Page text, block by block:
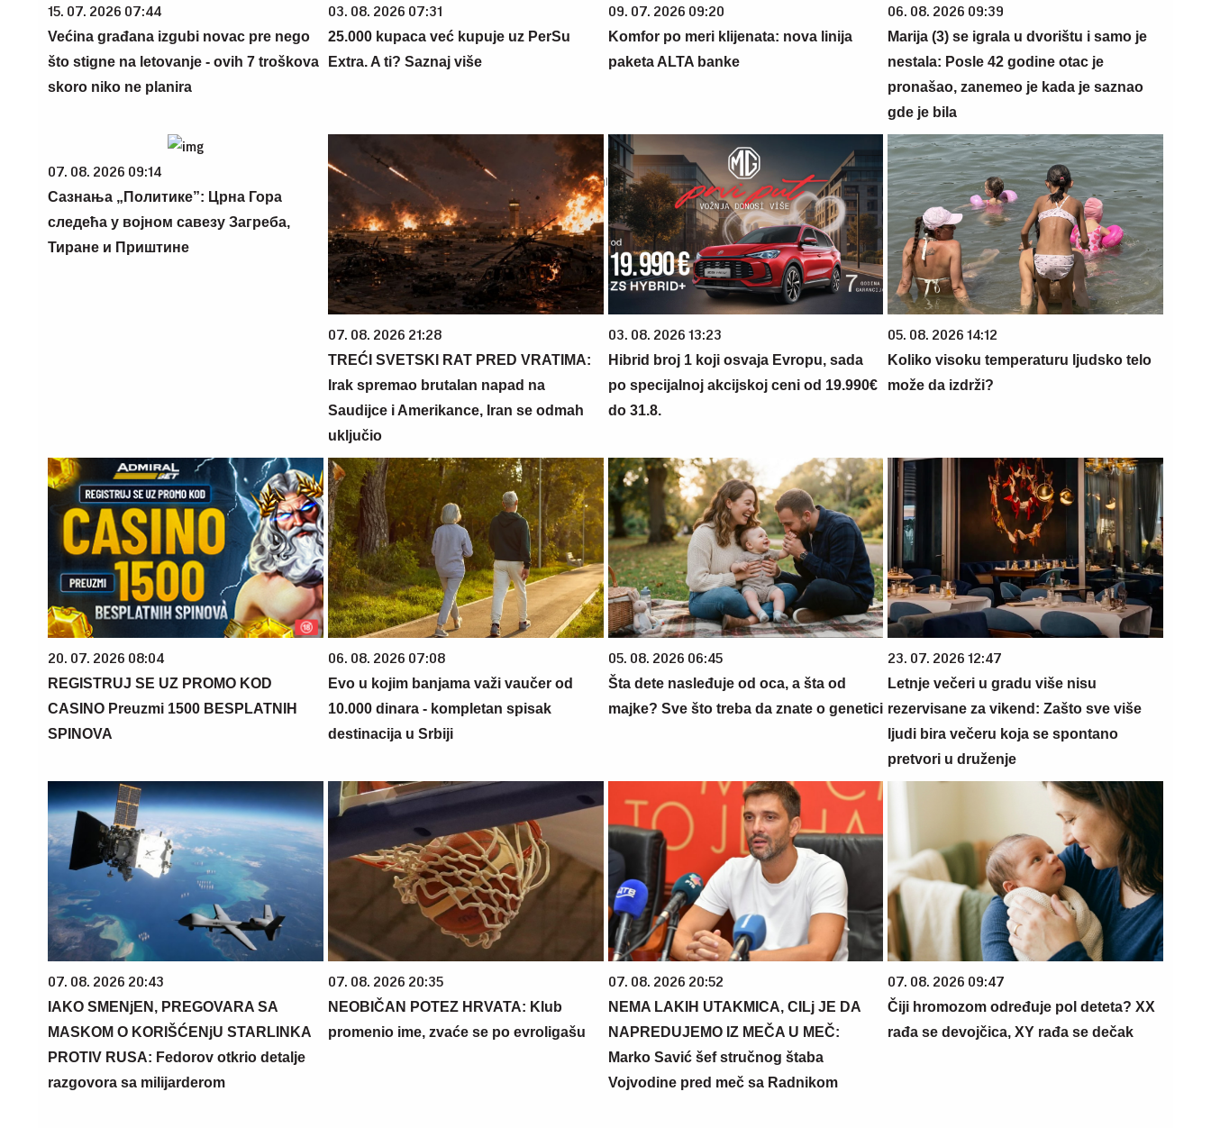
15. 07. 2026 07:44
Većina građana izgubi novac pre nego
što stigne na letovanje - ovih 7 troškova
skoro niko ne planira
03. 08. 2026 07:31
25.000 kupaca već kupuje uz PerSu
Extra. A ti? Saznaj više
09. 07. 2026 09:20
Komfor po meri klijenata: nova linija
paketa ALTA banke
06. 08. 2026 09:39
Marija (3) se igrala u dvorištu i samo je
nestala: Posle 42 godine otac je
pronašao, zanemeo je kada je saznao
gde je bila
07. 08. 2026 09:14
Сазнања „Политике”: Црна Гора
следећа у војном савезу Загреба,
Тиране и Приштине
07. 08. 2026 21:28
TREĆI SVETSKI RAT PRED VRATIMA:
Irak spremao brutalan napad na
Saudijce i Amerikance, Iran se odmah
uključio
03. 08. 2026 13:23
Hibrid broj 1 koji osvaja Evropu, sada
po specijalnoj akcijskoj ceni od 19.990€
do 31.8.
05. 08. 2026 14:12
Koliko visoku temperaturu ljudsko telo
može da izdrži?
20. 07. 2026 08:04
REGISTRUJ SE UZ PROMO KOD
CASINO Preuzmi 1500 BESPLATNIH
SPINOVA
06. 08. 2026 07:08
Evo u kojim banjama važi vaučer od
10.000 dinara - kompletan spisak
destinacija u Srbiji
05. 08. 2026 06:45
Šta dete nasleđuje od oca, a šta od
majke? Sve što treba da znate o genetici
23. 07. 2026 12:47
Letnje večeri u gradu više nisu
rezervisane za vikend: Zašto sve više
ljudi bira večeru koja se spontano
pretvori u druženje
07. 08. 2026 20:43
IAKO SMENjEN, PREGOVARA SA
MASKOM O KORIŠĆENjU STARLINKA
PROTIV RUSA: Fedorov otkrio detalje
razgovora sa milijarderom
07. 08. 2026 20:35
NEOBIČAN POTEZ HRVATA: Klub
promenio ime, zvaće se po evroligašu
07. 08. 2026 20:52
NEMA LAKIH UTAKMICA, CILj JE DA
NAPREDUJEMO IZ MEČA U MEČ:
Marko Savić šef stručnog štaba
Vojvodine pred meč sa Radnikom
07. 08. 2026 09:47
Čiji hromozom određuje pol deteta? XX
rađa se devojčica, XY rađa se dečak